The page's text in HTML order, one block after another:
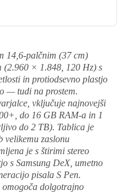
14,6-palčnim (37 cm)
× 1.848, 120 Hz) s
in protiodsevno plastjo
— tudi na prostem.
vključuje najnovejši
do 16 GB RAM-a in 1
do 2 TB). Tablica je
velikemu zaslonu
je s štirimi stereo
s Samsung DeX, umetno
pisala S Pen.
omogoča dolgotrajno